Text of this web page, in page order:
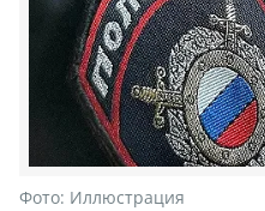
Фото: Иллюстрация